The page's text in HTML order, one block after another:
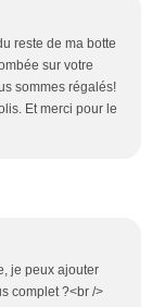
reste de ma botte
sur votre
sommes régalés!
Et merci pour le
je peux ajouter
complet ?<br />